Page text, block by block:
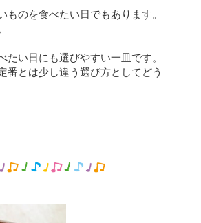
のを食べたい日でもあります。
たい日にも選びやすい一皿です。
番とは少し違う選び方としてどう